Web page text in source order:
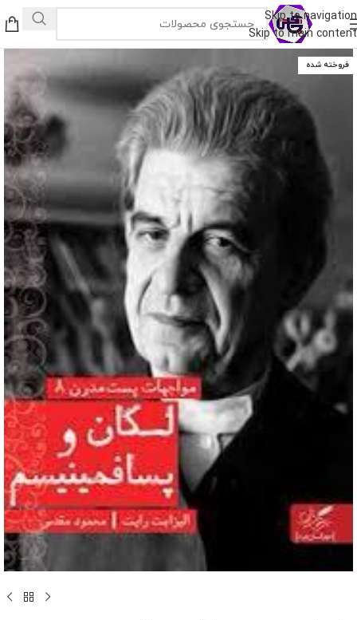
Skip to navigation
Skip to main content
فروخته شده